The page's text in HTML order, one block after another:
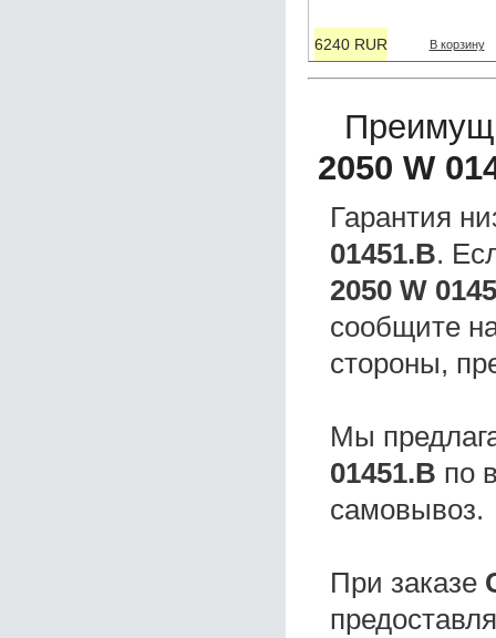
6240 RUR В корзину
2050 W
Гарантия
01451.B.
2050 W
сообщите
стороны,
Мы
01451.B по
самовывоз.
При заказе